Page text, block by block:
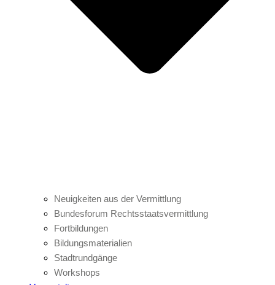
Neuigkeiten aus der Vermittlung
Bundesforum Rechtsstaatsvermittlung
Fortbildungen
Bildungsmaterialien
Stadtrundgänge
Workshops